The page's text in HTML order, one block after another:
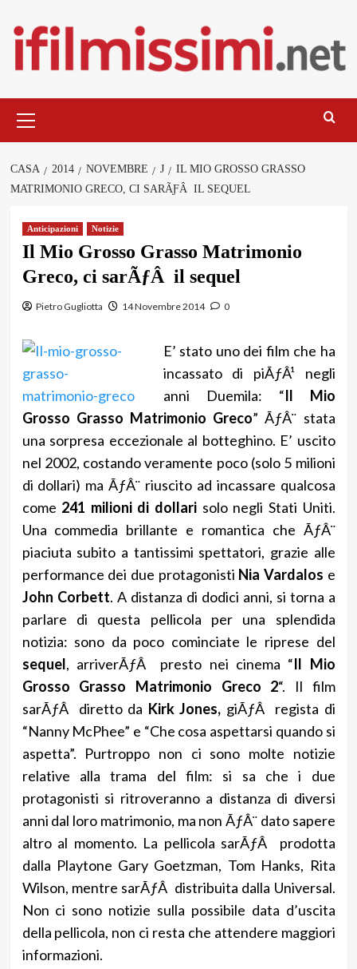
contenuto
principale
CASA 2014 NOVEMBRE J
IL MIO GROSSO GRASSO
MATRIMONIO GRECO, CI SARÃƑÂ IL SEQUEL
Anticipazioni Notizie
Il Mio Grosso Grasso Matrimonio
Greco, ci sarÃƒÂ il sequel
Pietro Gugliotta 14 Novembre 2014 0
E’ stato uno dei film che ha
incassato di piÃƒÂ¹ negli
anni Duemila: “Il Mio
Grosso Grasso Matrimonio Greco” ÃƒÂ¨ stata
una sorpresa eccezionale al botteghino. E’ uscito
nel 2002, costando veramente poco (solo 5 milioni
di dollari) ma ÃƒÂ¨ riuscito ad incassare qualcosa
come 241 milioni di dollari solo negli Stati Uniti.
Una commedia brillante e romantica che ÃƒÂ¨
piaciuta subito a tantissimi spettatori, grazie alle
performance dei due protagonisti Nia Vardalos e
John Corbett. A distanza di dodici anni, si torna a
parlare di questa pellicola per una splendida
notizia: sono da poco cominciate le riprese del
sequel, arriverÃƒÂ presto nei cinema “Il Mio
Grosso Grasso Matrimonio Greco 2“. Il film
sarÃƒÂ diretto da Kirk Jones, giÃƒÂ regista di
“Nanny McPhee” e “Che cosa aspettarsi quando si
aspetta”. Purtroppo non ci sono molte notizie
relative alla trama del film: si sa che i due
protagonisti si ritroveranno a distanza di diversi
anni dal loro matrimonio, ma non ÃƒÂ¨ dato sapere
altro al momento. La pellicola sarÃƒÂ prodotta
dalla Playtone Gary Goetzman, Tom Hanks, Rita
Wilson, mentre sarÃƒÂ distribuita dalla Universal.
Non ci sono notizie sulla possibile data d’uscita
della pellicola, non ci resta che attendere maggiori
informazioni.